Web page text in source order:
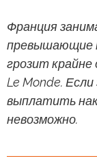
Франция
превышающие
грозит
Le Monde.
выплатить
невозможно.